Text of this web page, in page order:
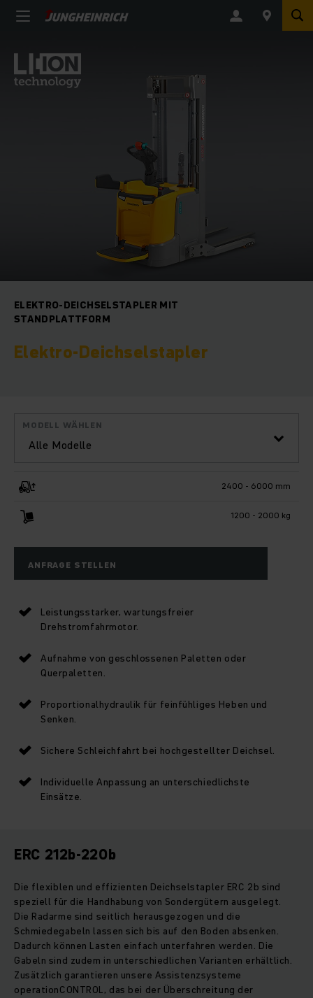
ELEKTRO-DEICHSELSTAPLER MIT
STANDPLATTFORM
Elektro-Deichselstapler
Alle Modelle
MODELL WÄHLEN
2400 - 6000 mm
1200 - 2000 kg
ANFRAGE STELLEN
Leistungsstarker, wartungsfreier
Drehstromfahrmotor.
Aufnahme von geschlossenen Paletten oder
Querpaletten.
Proportionalhydraulik für feinfühliges Heben und
Senken.
Sichere Schleichfahrt bei hochgestellter Deichsel.
Individuelle Anpassung an unterschiedlichste
Einsätze.
ERC 212b-220b
Die flexiblen und effizienten Deichselstapler ERC 2b sind
speziell für die Handhabung von Sondergütern ausgelegt.
Die Radarme sind seitlich herausgezogen und die
Schmiedegabeln lassen sich bis auf den Boden absenken.
Dadurch können Lasten einfach unterfahren werden. Die
Gabeln sind zudem in unterschiedlichen Varianten erhältlich.
Zusätzlich garantieren unsere Assistenzsysteme
operationCONTROL, das bei der Überschreitung der